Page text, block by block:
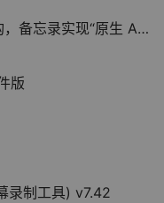
忘录实现“原生 AI 化”
版
录制工具) v7.42